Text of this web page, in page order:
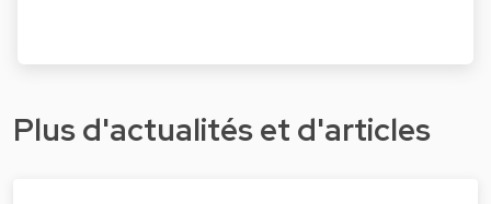
Plus d'actualités et d'articles